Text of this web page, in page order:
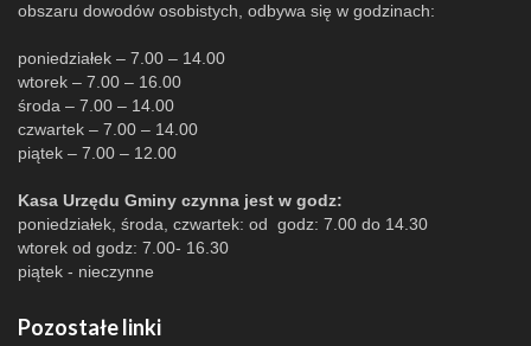
obszaru dowodów osobistych, odbywa się w godzinach:
poniedziałek – 7.00 – 14.00
wtorek – 7.00 – 16.00
środa – 7.00 – 14.00
czwartek – 7.00 – 14.00
piątek – 7.00 – 12.00
Kasa Urzędu Gminy czynna jest w godz:
poniedziałek, środa, czwartek: od godz: 7.00 do 14.30
wtorek od godz: 7.00- 16.30
piątek - nieczynne
Pozostałe linki